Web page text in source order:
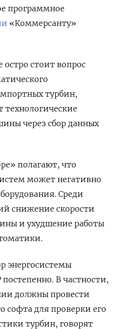
программное
«Коммерсанту»
остро стоит вопрос
турбин,
через сбор данных
полагают, что
может негативно
Среди
снижение скорости
и ухудшение работы
энергосистемы
В частности,
должны провести
софта для проверки его
турбин, говорят